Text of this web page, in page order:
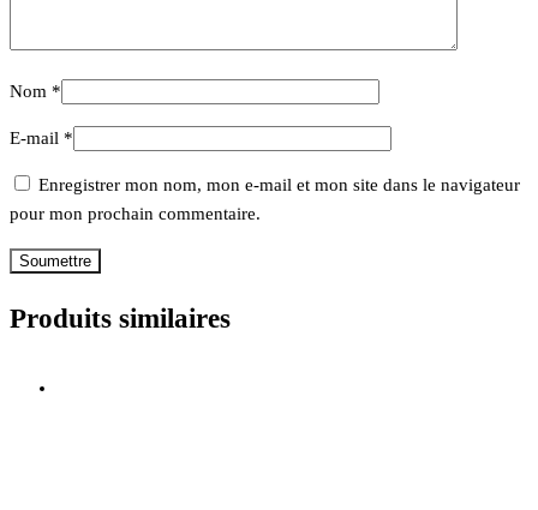
Nom *
E-mail *
Enregistrer mon nom, mon e-mail et mon site dans le navigateur
pour mon prochain commentaire.
Produits similaires